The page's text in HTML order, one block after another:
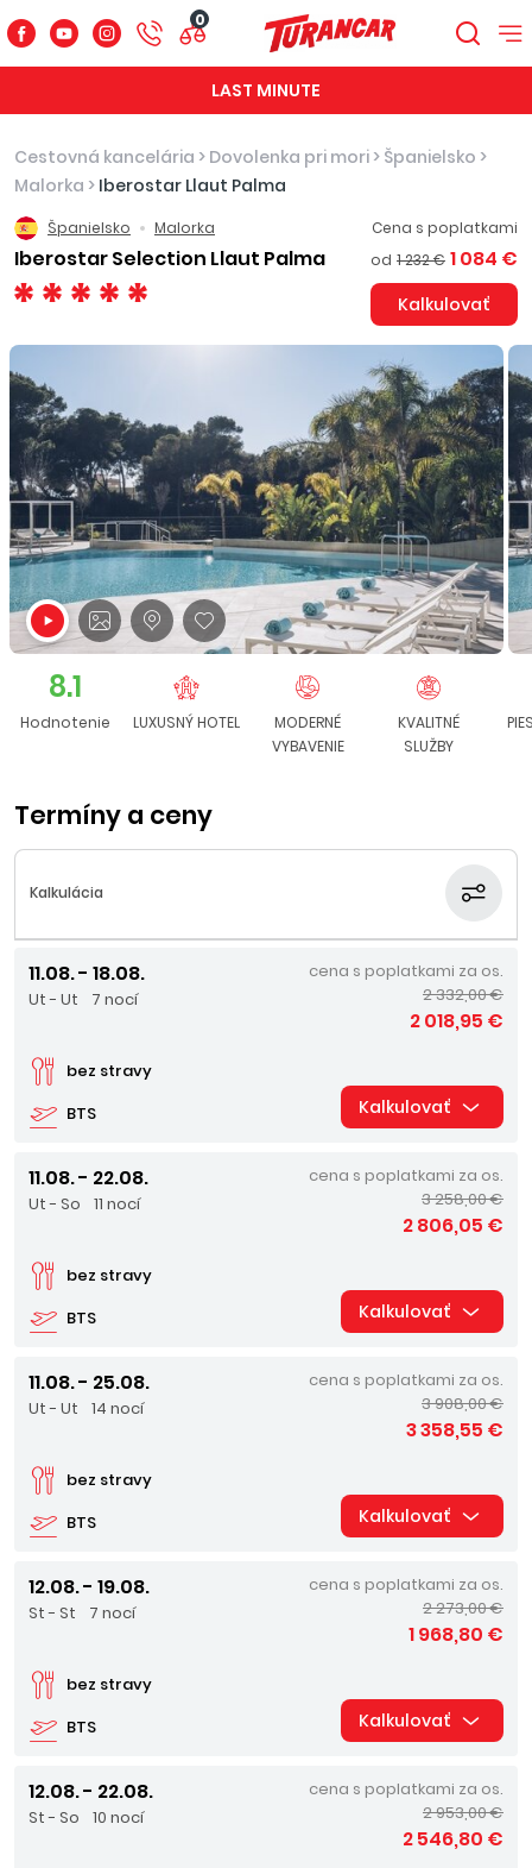
0
LAST MINUTE
Cestovná kancelária > Dovolenka pri mori > Španielsko >
Malorka > Iberostar Llaut Palma
Španielsko Malorka
Iberostar Selection Llaut Palma
Cena s poplatkami
od 1 232 € 1 084 €
Kalkulovať
8.1
Hodnotenie LUXUSNÝ HOTEL
MODERNÉ
VYBAVENIE
KVALITNÉ
SLUŽBY
Termíny a ceny
Kalkulácia
11.08. - 18.08.
Ut - Ut 7 nocí
BTS
bez stravy
cena s poplatkami za os.
2 332,00 €
2 018,95 €
Kalkulovať
11.08. - 22.08.
Ut - So 11 nocí
BTS
bez stravy
cena s poplatkami za os.
3 258,00 €
2 806,05 €
Kalkulovať
11.08. - 25.08.
Ut - Ut 14 nocí
BTS
bez stravy
cena s poplatkami za os.
3 908,00 €
3 358,55 €
Kalkulovať
12.08. - 19.08.
St - St 7 nocí
BTS
bez stravy
cena s poplatkami za os.
2 273,00 €
1 968,80 €
Kalkulovať
12.08. - 22.08.
St - So 10 nocí
cena s poplatkami za os.
2 953,00 €
2 546,80 €